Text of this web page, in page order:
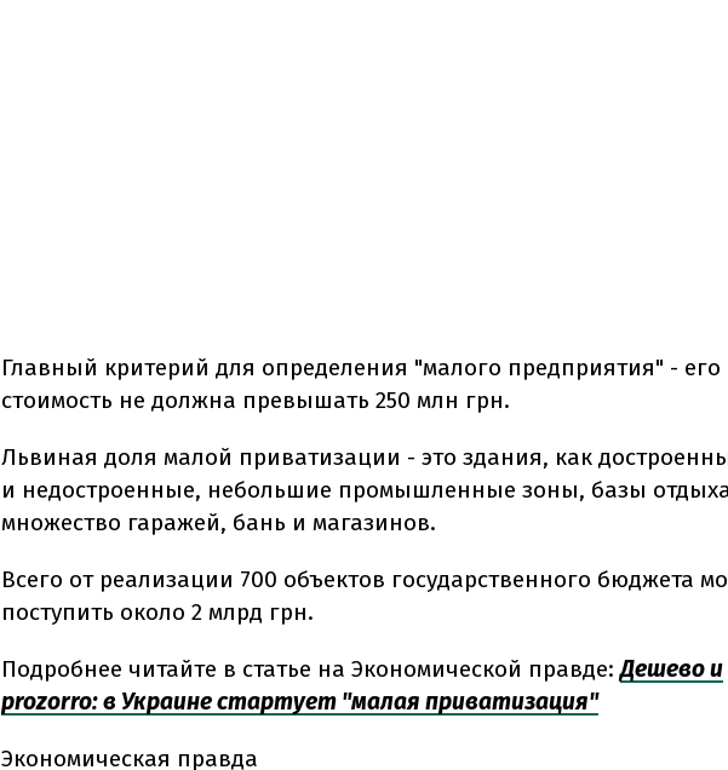
Главный критерий для определения "малого предприятия" - его
стоимость не должна превышать 250 млн грн.
Львиная доля малой приватизации - это здания, как
и недостроенные, небольшие промышленные зоны, базы
множество гаражей, бань и магазинов.
Всего от реализации 700 объектов государственного бюджета
поступить около 2 млрд грн.
Подробнее читайте в статье на Экономической правде:Дешево и
prozorro: в Украине стартует "малая приватизация"
Экономическая правда